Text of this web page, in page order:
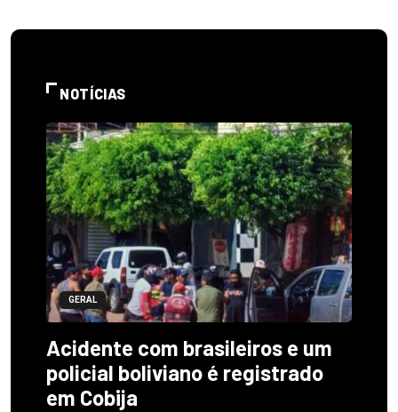
NOTÍCIAS
GERAL
Acidente com brasileiros e um
policial boliviano é registrado
em Cobija